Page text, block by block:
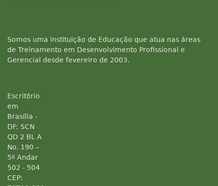
Somos uma instituição de Educação que atua nas áreas
de Treinamento em Desenvolvimento Profissional e
Gerencial desde fevereiro de 2003.
Escritório
em
Brasília -
DF: SCN
QD 2 BL A
No. 190 –
5º Andar
502 - 504
CEP: